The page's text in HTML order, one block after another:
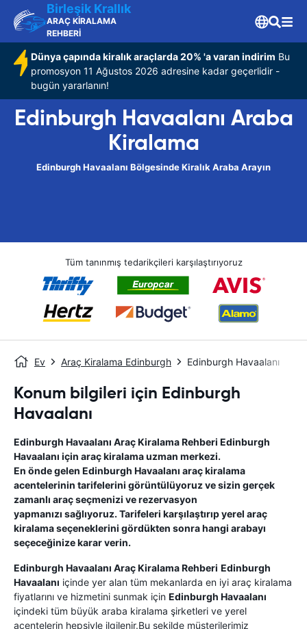
Birleşik Krallık
ARAÇ KİRALAMA
REHBERİ
Dünya çapında kiralık araçlarda 20% 'a varan indirim Bu
promosyon 11 Ağustos 2026 adresine kadar geçerlidir -
bugün yararlanın!
Edinburgh Havaalanı Araba
Kiralama
Edinburgh Havaalanı Bölgesinde Kiralık Araba Arayın
Tüm tanınmış tedarikçileri karşılaştırıyoruz
Ev Araç Kiralama Edinburgh Edinburgh Havaalanı
Konum bilgileri için Edinburgh
Havaalanı
Edinburgh Havaalanı Araç Kiralama Rehberi Edinburgh
Havaalanı için araç kiralama uzman merkezi.
En önde gelen Edinburgh Havaalanı araç kiralama
acentelerinin tarifelerini görüntülüyoruz ve sizin gerçek
zamanlı araç seçmenizi ve rezervasyon
yapmanızı sağlıyoruz. Tarifeleri karşılaştırıp yerel araç
kiralama seçeneklerini gördükten sonra hangi arabayı
seçeceğinize karar verin.
Edinburgh Havaalanı Araç Kiralama Rehberi Edinburgh
Havaalanı içinde yer alan tüm mekanlarda en iyi araç kiralama
fiyatlarını ve hizmetini sunmak için Edinburgh Havaalanı
içindeki tüm büyük araba kiralama şirketleri ve yerel
acentelerin hepsiyle ilgilenir.Bu şekilde müşterilerimiz